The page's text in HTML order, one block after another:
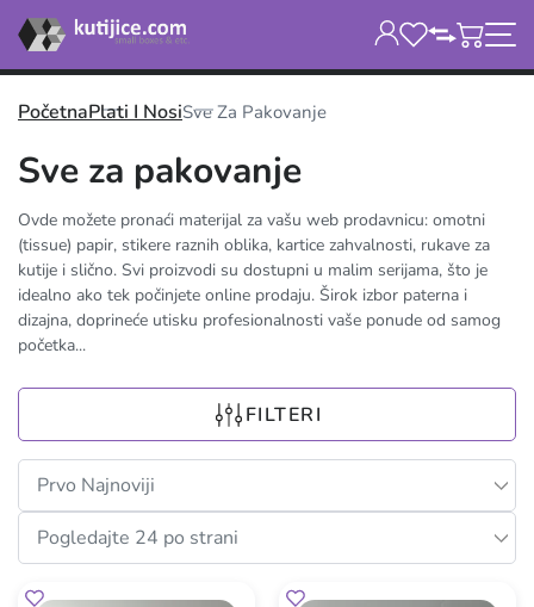
PočetnaPlati I NosiSve Za Pakovanje
Sve za pakovanje
Ovde možete pronaći materijal za vašu web prodavnicu: omotni
(tissue) papir, stikere raznih oblika, kartice zahvalnosti, rukave za
kutije i slično. Svi proizvodi su dostupni u malim serijama, što je
idealno ako tek počinjete online prodaju. Širok izbor paterna i
dizajna, doprineće utisku profesionalnosti vaše ponude od samog
početka...
FILTERI